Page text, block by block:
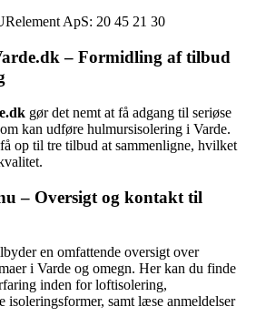
ApS: 20 45 21 30
– Formidling af tilbud
gør det nemt at få adgang til seriøse
kan udføre hulmursisolering i Varde.
op til tre tilbud at sammenligne, hvilket
– Oversigt og kontakt til
en omfattende oversigt over
i Varde og omegn. Her kan du finde
inden for loftisolering,
isoleringsformer, samt læse anmeldelser